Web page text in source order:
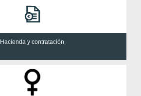
Hacienda y contratación